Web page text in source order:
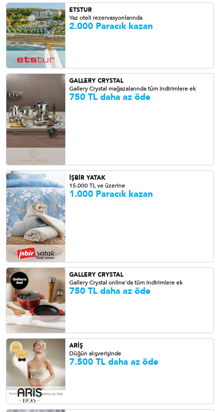
ETSTUR
Yaz oteli rezervasyonlarında
2.000 Paracık kazan
GALLERY CRYSTAL
Gallery Crystal mağazalarında tüm indirimlere ek
750 TL daha az öde
İŞBİR YATAK
15.000 TL ve üzerine
1.000 Paracık kazan
GALLERY CRYSTAL
Gallery Crystal online'da tüm indirimlere ek
750 TL daha az öde
ARİŞ
Düğün alışverişinde
7.500 TL daha az öde